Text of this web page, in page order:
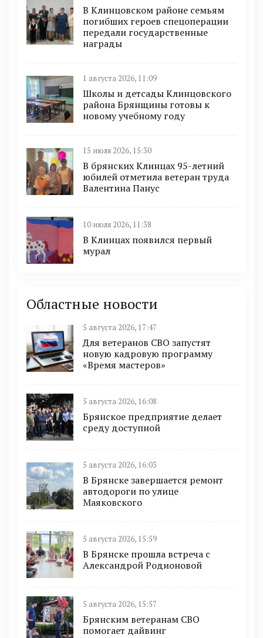
В Клинцовском районе семьям
погибших героев спецоперации
передали государственные
награды
1 августа 2026, 11:09
Школы и детсады Клинцовского
района Брянщины готовы к
новому учебному году
15 июля 2026, 15:30
В брянских Клинцах 95-летний
юбилей отметила ветеран труда
Валентина Панус
10 июля 2026, 11:38
В Клинцах появился первый
мурал
Областные новости
5 августа 2026, 17:47
Для ветеранов СВО запустят
новую кадровую программу
«Время мастеров»
5 августа 2026, 16:08
Брянское предприятие делает
среду доступной
5 августа 2026, 16:03
В Брянске завершается ремонт
автодороги по улице
Маяковского
5 августа 2026, 15:59
В Брянске прошла встреча с
Александрой Родионовой
5 августа 2026, 15:57
Брянским ветеранам СВО
помогает дайвинг